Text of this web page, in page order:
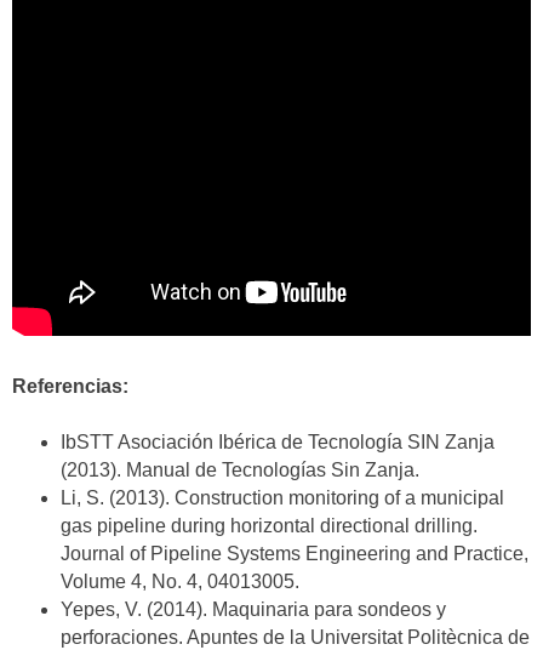
Referencias:
IbSTT Asociación Ibérica de Tecnología SIN Zanja
(2013). Manual de Tecnologías Sin Zanja.
Li, S. (2013). Construction monitoring of a municipal
gas pipeline during horizontal directional drilling.
Journal of Pipeline Systems Engineering and Practice,
Volume 4, No. 4, 04013005.
Yepes, V. (2014). Maquinaria para sondeos y
perforaciones. Apuntes de la Universitat Politècnica de